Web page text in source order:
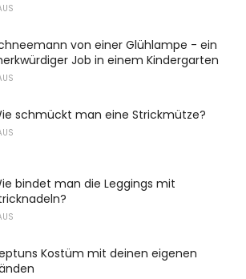
von einer Glühlampe - ein
Job in einem Kindergarten
schmückt man eine Strickmütze?
bindet man die Leggings mit
Kostüm mit deinen eigenen